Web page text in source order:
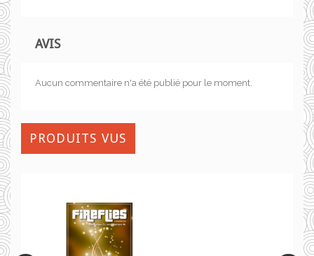
AVIS
Aucun commentaire n'a été publié pour le moment.
PRODUITS VUS